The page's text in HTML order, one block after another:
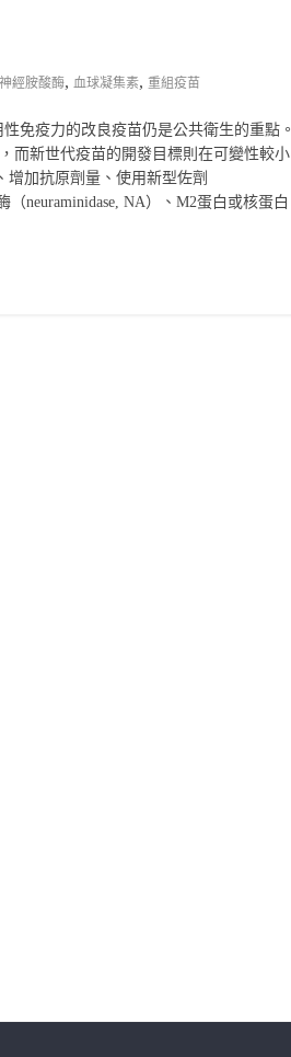
神經胺酸酶, 血球凝集素, 重組疫苗
免疫力的改良疫苗仍是公共衛生的重點。
而新世代疫苗的開發目標則在可變性較小
增加抗原劑量、使用新型佐劑
neuraminidase, NA）、M2蛋白或核蛋白